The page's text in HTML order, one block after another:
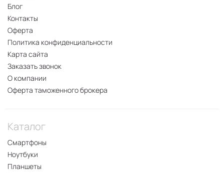
Блог
Контакты
Оферта
Политика конфиденциальности
Карта сайта
Заказать звонок
О компании
Оферта таможенного брокера
Каталог
Смартфоны
Ноутбуки
Планшеты